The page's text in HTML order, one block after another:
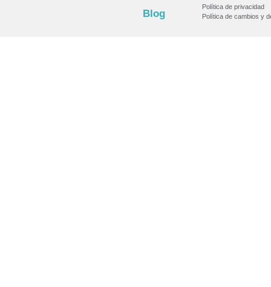
Blog
Política de privacidad
Política de cambios y